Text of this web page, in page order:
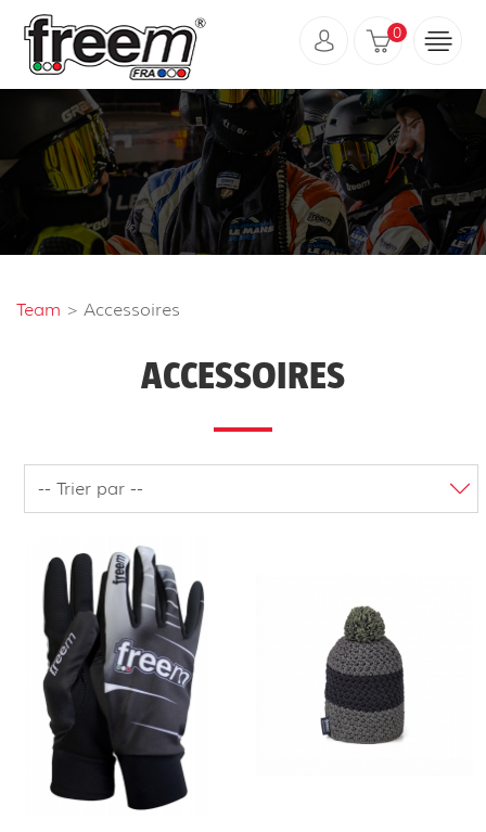
0
Team > Accessoires
ACCESSOIRES